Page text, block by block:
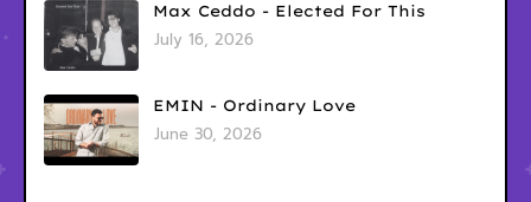
Max Ceddo - Elected For This
July 16, 2026
EMIN - Ordinary Love
June 30, 2026